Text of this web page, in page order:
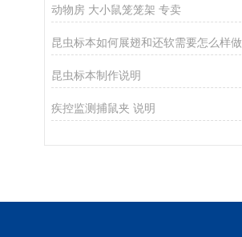
动物房 大小鼠笼笼架 专卖
昆虫标本如何展翅和还软需要怎么样做
昆虫标本制作说明
疾控监测捕鼠夹 说明